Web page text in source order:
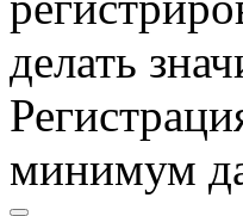
делать
минимум